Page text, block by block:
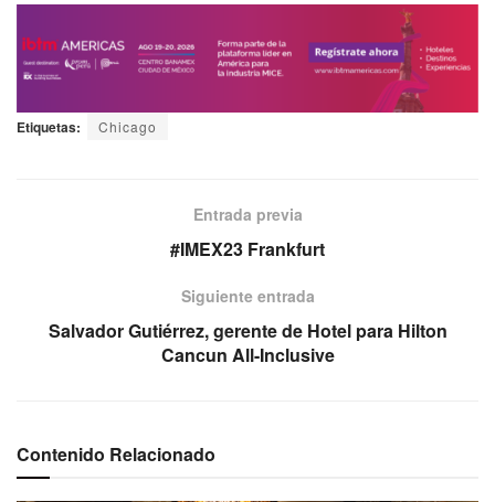
Etiquetas: Chicago
Entrada previa
#IMEX23 Frankfurt
Siguiente entrada
Salvador Gutiérrez, gerente de Hotel para Hilton
Cancun All-Inclusive
Contenido Relacionado